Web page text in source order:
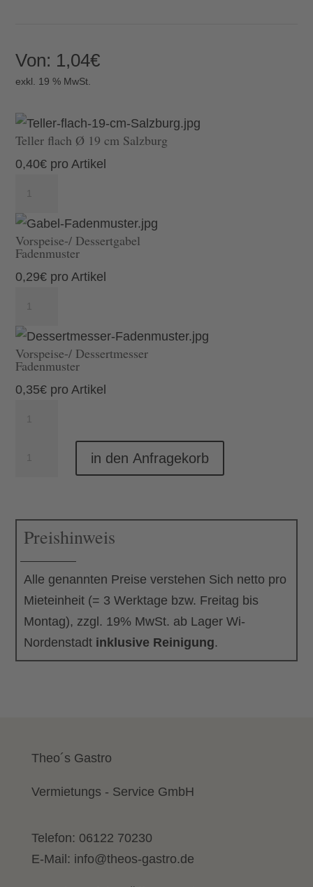
Von: 1,04€
exkl. 19 % MwSt.
Teller flach Ø 19 cm Salzburg
0,40€ pro Artikel
Ø
19
Menge
Vorspeise-/ Dessertgabel
Fadenmuster
0,29€ pro Artikel
Fadenmuster
Menge
Vorspeise-/ Dessertmesser
Fadenmuster
0,35€ pro Artikel
in den Anfragekorb
Preishinweis
Alle genannten Preise verstehen Sich netto pro
Mieteinheit (= 3 Werktage bzw. Freitag bis
Montag), zzgl. 19% MwSt. ab Lager Wi-
Nordenstadt inklusive Reinigung.
Theo´s Gastro
Vermietungs - Service GmbH
Telefon: 06122 70230
E-Mail: info@theos-gastro.de